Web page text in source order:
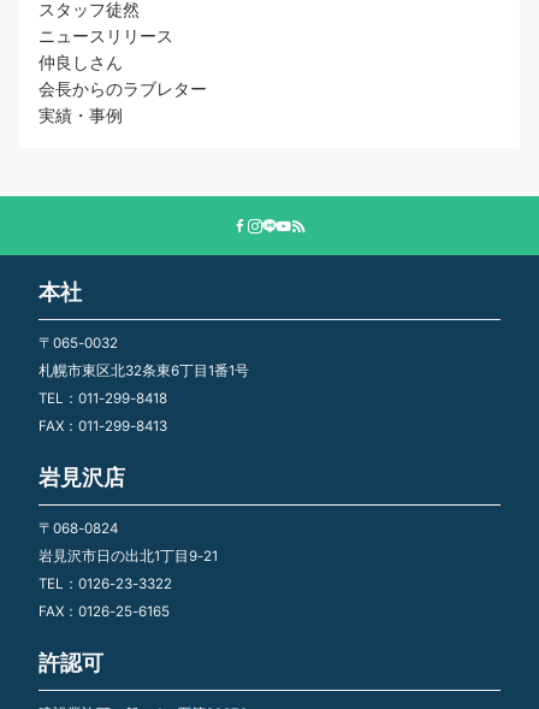
スタッフ徒然
ニュースリリース
仲良しさん
会長からのラブレター
実績・事例
本社
〒065-0032
札幌市東区北32条東6丁目1番1号
TEL：011-299-8418
FAX：011-299-8413
岩見沢店
〒068-0824
岩見沢市日の出北1丁目9-21
TEL：0126-23-3322
FAX：0126-25-6165
許認可